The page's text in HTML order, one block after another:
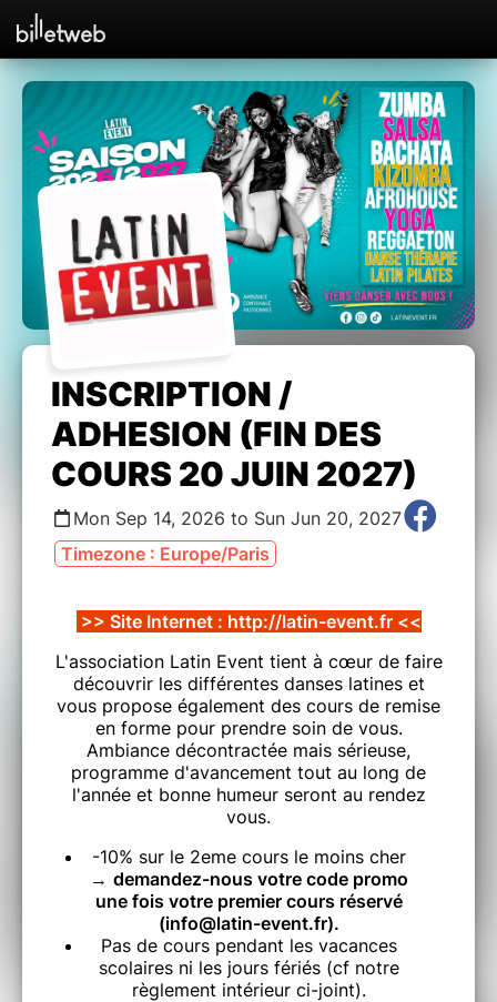
INSCRIPTION /
ADHESION (FIN DES
COURS 20 JUIN 2027)
Mon Sep 14, 2026 to Sun Jun 20, 2027
Timezone : Europe/Paris
>> Site Internet : http://latin-event.fr<<
L'association Latin Event tient à cœur de faire
découvrir les différentes danses latines et
vous propose également des cours de remise
en forme pour prendre soin de vous.
Ambiance décontractée mais sérieuse,
programme d'avancement tout au long de
l'année et bonne humeur seront au rendez
vous.
-10% sur le 2eme cours le moins cher
→ demandez-nous votre code promo
une fois votre premier cours réservé
(info@latin-event.fr).
Pas de cours pendant les vacances
scolaires ni les jours fériés (cf notre
règlement intérieur ci-joint).